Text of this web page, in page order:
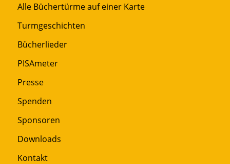
Alle Büchertürme auf einer Karte
Turmgeschichten
Bücherlieder
PISAmeter
Presse
Spenden
Sponsoren
Downloads
Kontakt